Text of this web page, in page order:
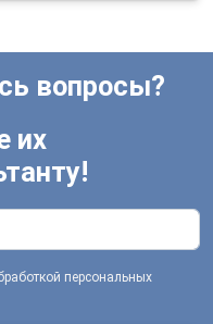
вопросы?
их
персональных